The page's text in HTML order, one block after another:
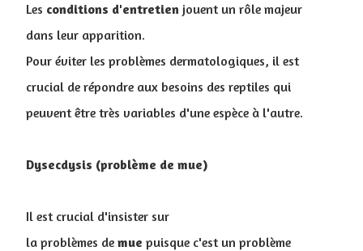
Les conditions d'entretien jouent un rôle majeur
dans leur apparition.
Pour éviter les problèmes dermatologiques, il est
crucial de répondre aux besoins des reptiles qui
peuvent être très variables d'une espèce à l'autre.
Dysecdysis (problème de mue)
Il est crucial d'insister sur
la problèmes de mue puisque c'est un problème